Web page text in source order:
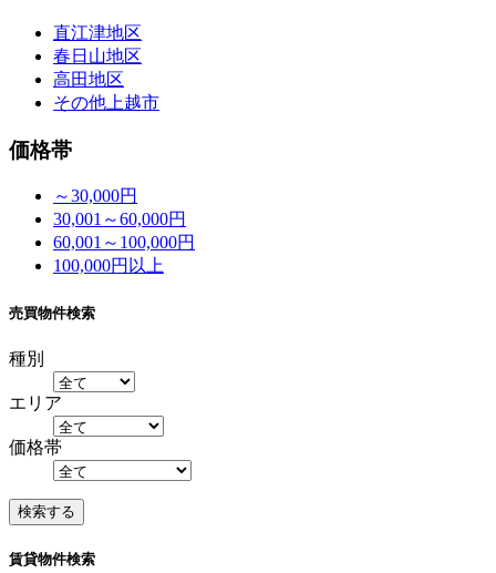
直江津地区
春日山地区
高田地区
その他上越市
価格帯
～30,000円
30,001～60,000円
60,001～100,000円
100,000円以上
売買物件検索
種別
エリア
価格帯
賃貸物件検索